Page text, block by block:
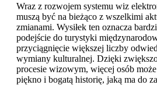
Wraz z rozwojem systemu wiz
muszą być na bieżąco z wszelkimi
zmianami. Wysiłek ten oznacza
podejście do turystyki
przyciągnięcie większej liczby
wymiany kulturalnej. Dzięki
procesie wizowym, więcej osób
piękno i bogatą historię, jaką ma do